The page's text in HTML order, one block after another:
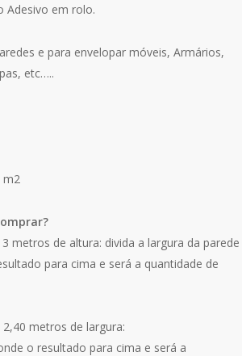
Canjiquinha
Adesivo em rolo.
e para envelopar móveis, Armários,
etc…..
m2
metros de altura: divida a largura da parede
para cima e será a quantidade de
metros de largura:
o resultado para cima e será a